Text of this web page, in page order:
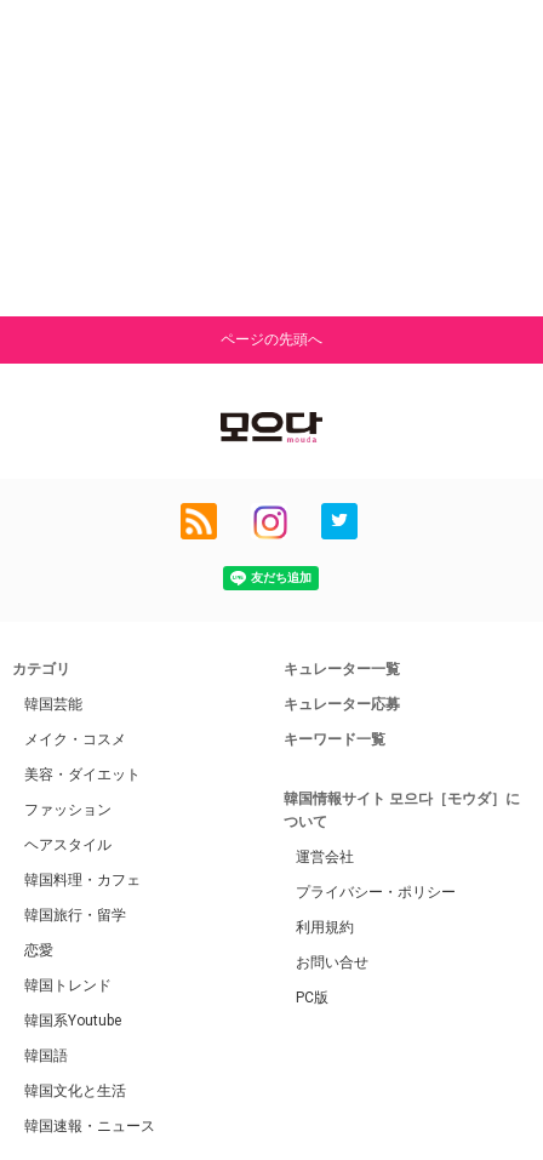
ページの先頭へ
カテゴリ
韓国芸能
メイク・コスメ
美容・ダイエット
ファッション
ヘアスタイル
韓国料理・カフェ
韓国旅行・留学
恋愛
韓国トレンド
韓国系Youtube
韓国語
韓国文化と生活
韓国速報・ニュース
キュレーター一覧
キュレーター応募
キーワード一覧
韓国情報サイト 모으다［モウダ］に
ついて
運営会社
プライバシー・ポリシー
利用規約
お問い合せ
PC版